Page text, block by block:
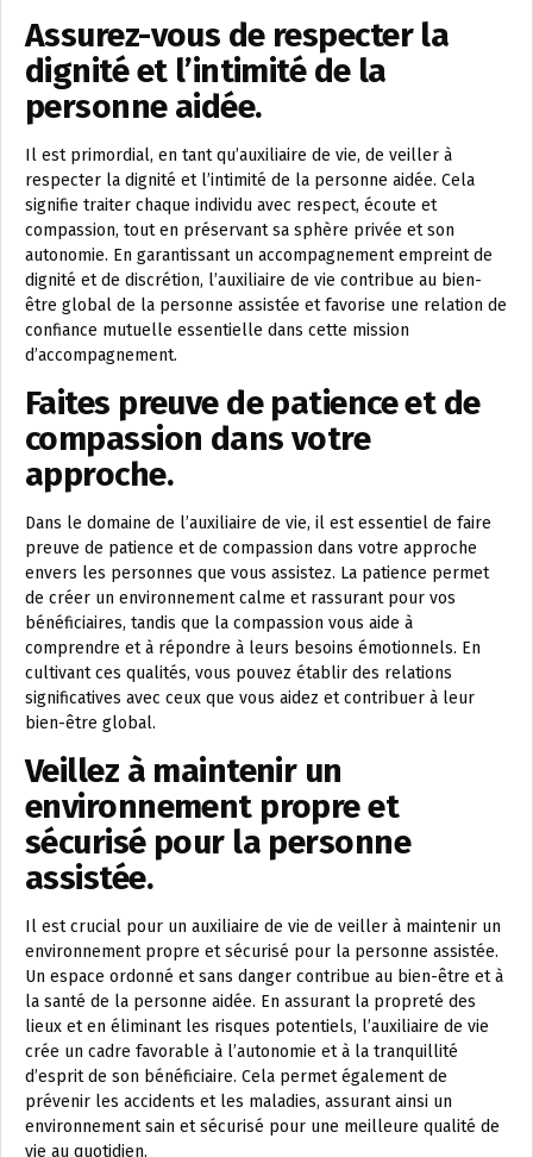
Assurez-vous de respecter la
dignité et l’intimité de la
personne aidée.
Il est primordial, en tant qu’auxiliaire de vie, de veiller à
respecter la dignité et l’intimité de la personne aidée. Cela
signifie traiter chaque individu avec respect, écoute et
compassion, tout en préservant sa sphère privée et son
autonomie. En garantissant un accompagnement empreint de
dignité et de discrétion, l’auxiliaire de vie contribue au bien-
être global de la personne assistée et favorise une relation de
confiance mutuelle essentielle dans cette mission
d’accompagnement.
Faites preuve de patience et de
compassion dans votre
approche.
Dans le domaine de l’auxiliaire de vie, il est essentiel de faire
preuve de patience et de compassion dans votre approche
envers les personnes que vous assistez. La patience permet
de créer un environnement calme et rassurant pour vos
bénéficiaires, tandis que la compassion vous aide à
comprendre et à répondre à leurs besoins émotionnels. En
cultivant ces qualités, vous pouvez établir des relations
significatives avec ceux que vous aidez et contribuer à leur
bien-être global.
Veillez à maintenir un
environnement propre et
sécurisé pour la personne
assistée.
Il est crucial pour un auxiliaire de vie de veiller à maintenir un
environnement propre et sécurisé pour la personne assistée.
Un espace ordonné et sans danger contribue au bien-être et à
la santé de la personne aidée. En assurant la propreté des
lieux et en éliminant les risques potentiels, l’auxiliaire de vie
crée un cadre favorable à l’autonomie et à la tranquillité
d’esprit de son bénéficiaire. Cela permet également de
prévenir les accidents et les maladies, assurant ainsi un
environnement sain et sécurisé pour une meilleure qualité de
vie au quotidien.